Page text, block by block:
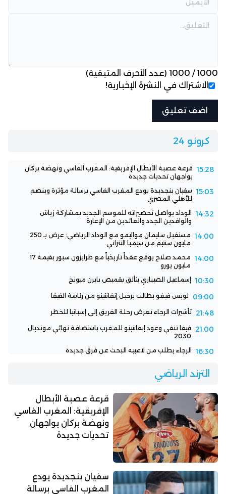
1000
/
1000 (عدد الأحرف المتبقية)
الاشتراك في النشرة الإخبارية!
كرونو 24
15:28 قرعة عصبة الأبطال الإفريقية: المغرب الفاسي ونهضة بركان
يواجهان تحديات جديدة
15:03 سفيان بنجديدة يودع المغرب الفاسي برسالة مؤثرة وينضم
للأهلي المصري
14:32
الوداد يواصل تحضيراته للموسم الجديد بمشاركة زياش
والوافدين الجدد والعائدين من الإعارة
14:00
مستقبل سليمان مواليمو مع الوداد الرياضي: عرض بـ 250
مليون سنتيم من سيمبا التنزاني
14:00
محمد صلاح يوقع عقداً تاريخياً مع طرابزون سبور بقيمة 17
مليون يورو
10:30 إسماعيل الصيباري يتألق بقميص بايرن ميونخ
09:00 لويس فيغو يطالب برحيل إنفانتينو من رئاسة الفيفا
21:48 تأشيرات الرجاء تعرض رحلة الفريق إلى إسبانيا للخطر
21:00
فيفا تنفي وعود إنفانتينو للمغرب باستضافة نهائي مونديال
2030
16:30 الرجاء يطلب من لاعبيه البحث عن فرق جديدة
الترند الرياضي
قرعة عصبة الأبطال
الإفريقية: المغرب الفاسي
ونهضة بركان يواجهان
تحديات جديدة
سفيان بنجديدة يودع
المغرب الفاسي برسالة